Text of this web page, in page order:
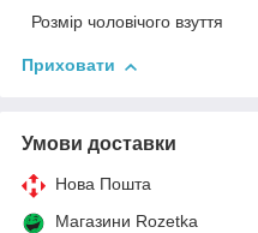
Розмір чоловічого взуття
Приховати
Умови доставки
Нова Пошта
Магазини Rozetka